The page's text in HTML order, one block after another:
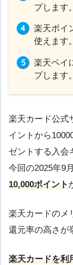
プします。
楽天ポイ
使えます。
楽天ペイ
プします。
楽天カード公式
イントから
ゼントする入会
今回の2025年9
10,000ポイント
楽天カードのメ
還元率の高さが
楽天カードを利